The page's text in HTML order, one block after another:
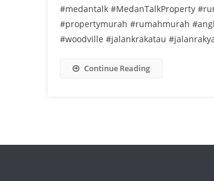
#medantalk #MedanTalkProperty
#propertymurah #rumahmurah
#woodville #jalankrakatau
Continue Reading